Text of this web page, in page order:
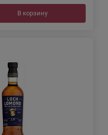
В корзину